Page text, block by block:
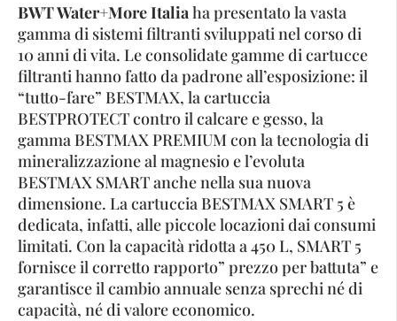
BWT Water+More Italiaha presentato la vasta
gamma di sistemi filtranti sviluppati nel corso di
10 anni di vita. Le consolidate gamme di cartucce
filtranti hanno fatto da padrone all’esposizione: il
“tutto-fare” BESTMAX, la cartuccia
BESTPROTECT contro il calcare e gesso, la
gamma BESTMAX PREMIUM con la tecnologia di
mineralizzazione al magnesio e l’evoluta
BESTMAX SMART anche nella sua nuova
dimensione. La cartuccia BESTMAX SMART 5 è
dedicata, infatti, alle piccole locazioni dai consumi
limitati. Con la capacità ridotta a 450 L, SMART 5
fornisce il corretto rapporto” prezzo per battuta” e
garantisce il cambio annuale senza sprechi né di
capacità, né di valore economico.